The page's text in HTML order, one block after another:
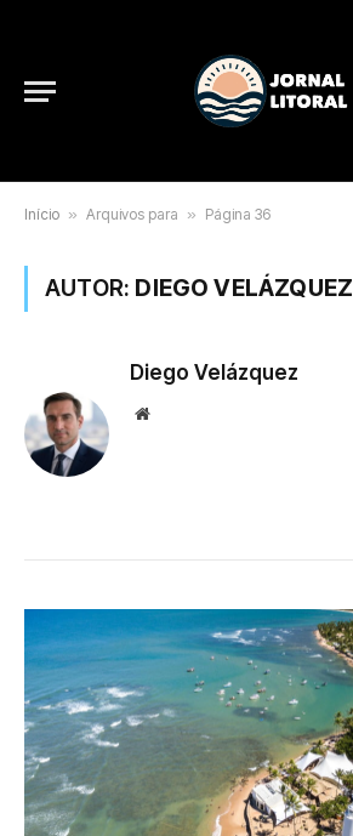
Início » Arquivos para » Página 36
AUTOR: DIEGO VELÁZQUEZ
Diego Velázquez
Website